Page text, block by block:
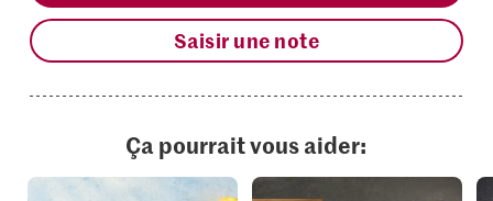
Saisir une note
Ça pourrait vous aider: